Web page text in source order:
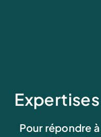
Pour répondre